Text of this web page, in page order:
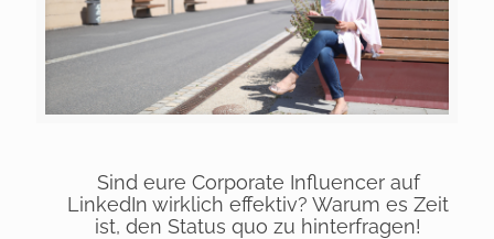
Sind eure Corporate Influencer auf
LinkedIn wirklich effektiv? Warum es Zeit
ist, den Status quo zu hinterfragen!